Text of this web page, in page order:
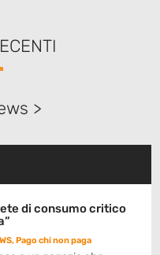
>
di consumo critico
,Pago chi non paga